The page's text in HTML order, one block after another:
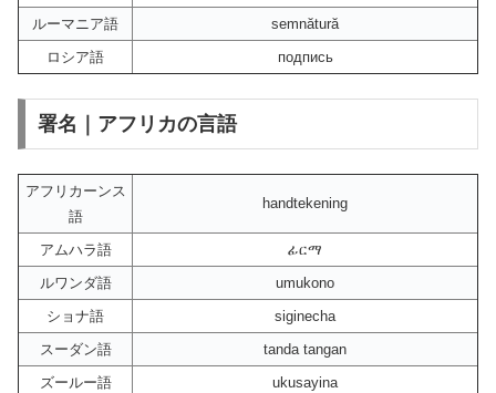
ルーマニア語
semnătură
ロシア語
подпись
署名｜アフリカの言語
アフリカーンス
語
handtekening
アムハラ語
ፊርማ
ルワンダ語
umukono
ショナ語
siginecha
スーダン語
tanda tangan
ズールー語
ukusayina